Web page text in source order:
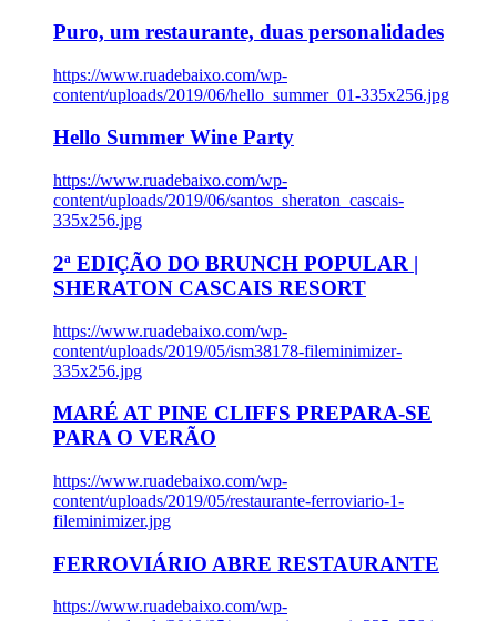
Puro, um restaurante, duas personalidades
https://www.ruadebaixo.com/wp-
content/uploads/2019/06/hello_summer_01-335x256.jpg
Hello Summer Wine Party
https://www.ruadebaixo.com/wp-
content/uploads/2019/06/santos_sheraton_cascais-
335x256.jpg
2ª EDIÇÃO DO BRUNCH POPULAR |
SHERATON CASCAIS RESORT
https://www.ruadebaixo.com/wp-
content/uploads/2019/05/ism38178-fileminimizer-
335x256.jpg
MARÉ AT PINE CLIFFS PREPARA-SE
PARA O VERÃO
https://www.ruadebaixo.com/wp-
content/uploads/2019/05/restaurante-ferroviario-1-
fileminimizer.jpg
FERROVIÁRIO ABRE RESTAURANTE
https://www.ruadebaixo.com/wp-